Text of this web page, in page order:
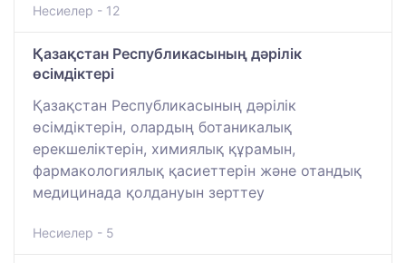
Несиелер - 12
Қазақстан Республикасының дәрілік
өсімдіктері
Қазақстан Республикасының дәрілік
өсімдіктерін, олардың ботаникалық
ерекшеліктерін, химиялық құрамын,
фармакологиялық қасиеттерін және отандық
медицинада қолдануын зерттеу
Несиелер - 5